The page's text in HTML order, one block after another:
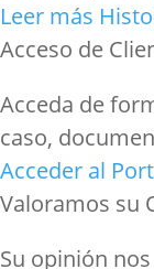
Leer más
Acceso de
Acceda de
caso,
Acceder al
Valoramos su
Su opinión